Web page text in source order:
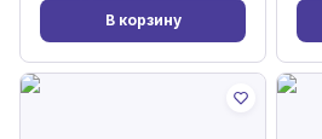
В корзину